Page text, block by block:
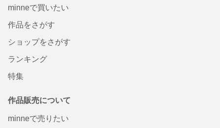
minneで買いたい
作品をさがす
ショップをさがす
ランキング
特集
作品販売について
minneで売りたい